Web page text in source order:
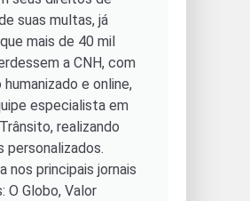
suas multas, já
mais de 40 mil
a CNH, com
e online,
especialista em
realizando
personalizados.
nos principais jornais
O Globo, Valor